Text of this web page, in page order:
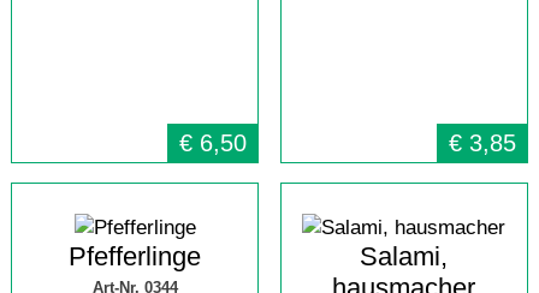
€ 6,50 € 3,85
Pfefferlinge
Art-Nr. 0344
Salami,